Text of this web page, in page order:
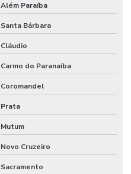
Além Paraíba
Santa Bárbara
Cláudio
Carmo do Paranaíba
Coromandel
Prata
Mutum
Novo Cruzeiro
Sacramento